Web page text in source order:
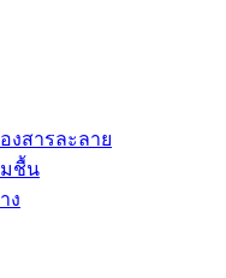
งสารละลาย
ชื้น
ง